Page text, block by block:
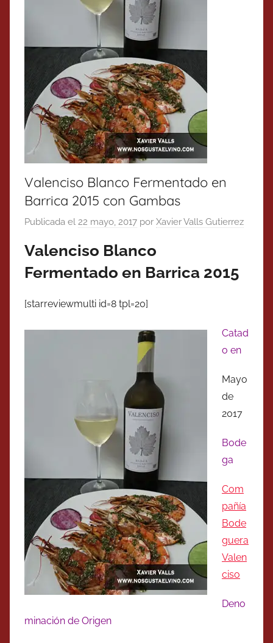
Valenciso Blanco Fermentado en
Barrica 2015 con Gambas
Publicada el 22 mayo, 2017 por Xavier Valls Gutierrez
Valenciso Blanco
Fermentado en Barrica 2015
[starreviewmulti id=8 tpl=20]
Catad
o en
Mayo
de
2017
Bode
ga
Com
pañía
Bode
guera
Valen
ciso
Deno
minación de Origen